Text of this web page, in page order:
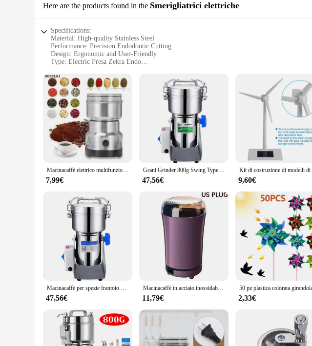
Here are the products found in the Smerigliatrici elettriche
Specifications:
Material: High-quality Stainless Steel
Performance: Precision Endodontic Cutting
Design: Ergonomic and User-Friendly
Type: Electric Fresa Zekra Endo
Weight: Lightweight for Easy Handling
Features:
|Vendors|
**Precision Cutting for Endodontic Treatments**
The fresa zekra endo is a specialized electric dental instrument designed for precision
with the utmost precision and reliability. Its cutting edge is designed to deliver a smooth
structure. The lightweight design of the fresa zekra endo ensures that it can be used for
**Ergonomic Design for Comfort and Efficiency**
The ergonomic design of the fresa zekra endo is not only aesthetically pleasing but also
precise control during use. The design is intended to minimize hand fatigue, enabling dental
makes it an ideal choice for both novice and experienced dentists alike.
The fresa zekra endo is not just a tool; it's an investment in your dental practice. The
electric fresa zekra endo is designed to be compatible with various dental settings, from
the confidence to perform endodontic procedures with precision and confidence. With its
professional's toolkit.
Macinacaffè elettrico multifunzionale per la casa macinacaffè a quattro lame da cucina cereali noci fagioli spezie macinacaffè
7,99€
Grani Grinder 800g Swing Type spezie Grinder Hebals cereali macinacaffè smerigliatrice per alimenti secchi frantoio ad alta velocità
47,56€ 9,60€
Macinacaffè per spezie frantoio per erbe per alimenti 800g tipo di altalena grani macinacaffè per macinacaffè intelligente ad alta velocità
47,56€
Macinacaffè in acciaio inossidabile Noci Fagioli Grani Mulino Erbe Rettificatrice elettrica Macinazione multifunzionale di chicchi di caffè a casa
11,79€ 2,33€